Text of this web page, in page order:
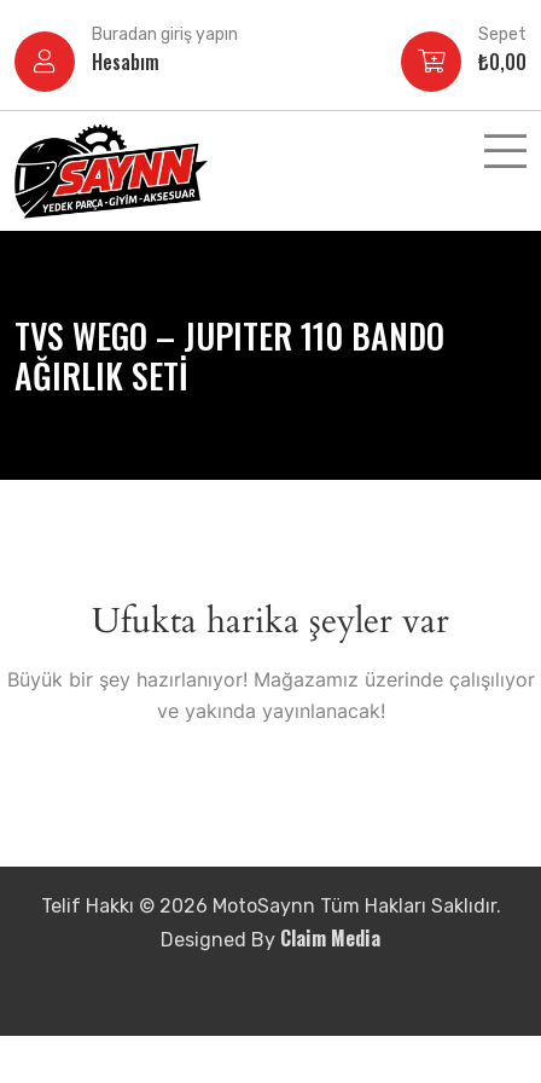
atla
Buradan giriş yapın
Hesabım
Sepet
₺0,00
TVS WEGO – JUPITER 110 BANDO
AĞIRLIK SETİ
Ufukta harika şeyler var
Büyük bir şey hazırlanıyor! Mağazamız üzerinde çalışılıyor
ve yakında yayınlanacak!
Telif Hakkı © 2026 MotoSaynn Tüm Hakları Saklıdır.
Designed By Claim Media